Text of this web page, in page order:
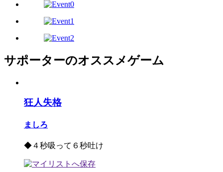
サポーターのオススメゲーム
狂人失格
ましろ
◆４秒吸って６秒吐け